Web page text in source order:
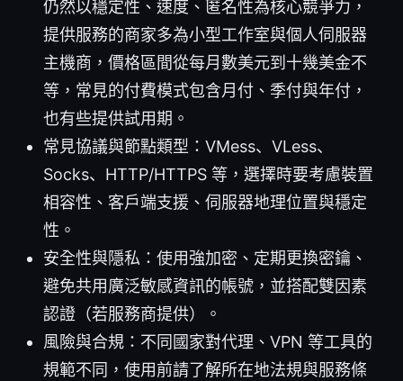
仍然以穩定性、速度、匿名性為核心競爭力，
提供服務的商家多為小型工作室與個人伺服器
主機商，價格區間從每月數美元到十幾美金不
等，常見的付費模式包含月付、季付與年付，
也有些提供試用期。
常見協議與節點類型：VMess、VLess、
Socks、HTTP/HTTPS 等，選擇時要考慮裝置
相容性、客戶端支援、伺服器地理位置與穩定
性。
安全性與隱私：使用強加密、定期更換密鑰、
避免共用廣泛敏感資訊的帳號，並搭配雙因素
認證（若服務商提供）。
風險與合規：不同國家對代理、VPN 等工具的
規範不同，使用前請了解所在地法規與服務條